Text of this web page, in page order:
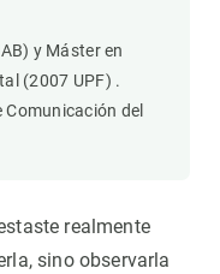
y Máster en
(2007 UPF) .
Comunicación del
realmente
sino observarla